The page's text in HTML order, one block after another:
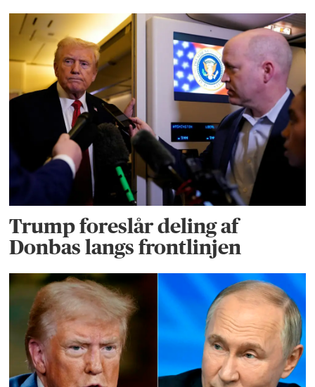
Trump foreslår deling af
Donbas langs frontlinjen